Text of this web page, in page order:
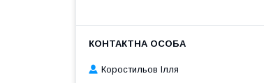
Коростильов Ілля